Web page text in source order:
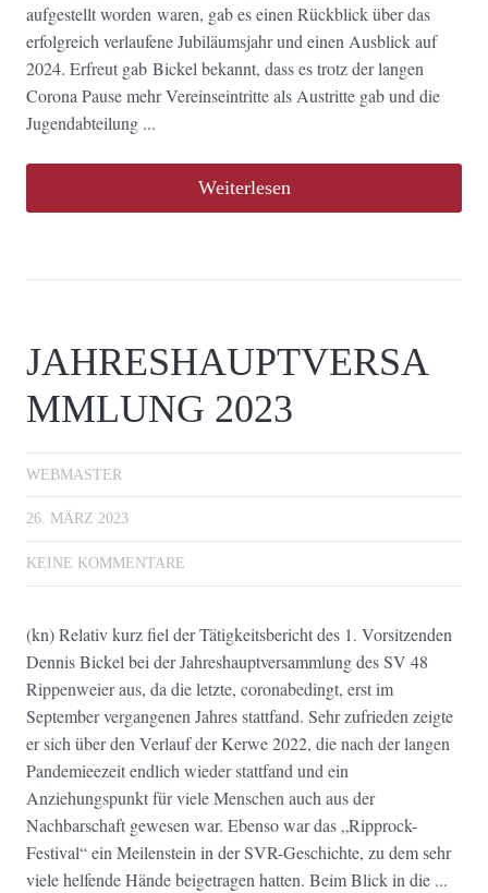
aufgestellt worden waren, gab es einen Rückblick über das
erfolgreich verlaufene Jubiläumsjahr und einen Ausblick auf
2024. Erfreut gab Bickel bekannt, dass es trotz der langen
Corona Pause mehr Vereinseintritte als Austritte gab und die
Jugendabteilung ...
Weiterlesen
JAHRESHAUPTVERSA
MMLUNG 2023
WEBMASTER
26. MÄRZ 2023
KEINE KOMMENTARE
(kn) Relativ kurz fiel der Tätigkeitsbericht des 1. Vorsitzenden
Dennis Bickel bei der Jahreshauptversammlung des SV 48
Rippenweier aus, da die letzte, coronabedingt, erst im
September vergangenen Jahres stattfand. Sehr zufrieden zeigte
er sich über den Verlauf der Kerwe 2022, die nach der langen
Pandemieezeit endlich wieder stattfand und ein
Anziehungspunkt für viele Menschen auch aus der
Nachbarschaft gewesen war. Ebenso war das „Ripprock-
Festival“ ein Meilenstein in der SVR-Geschichte, zu dem sehr
viele helfende Hände beigetragen hatten. Beim Blick in die ...